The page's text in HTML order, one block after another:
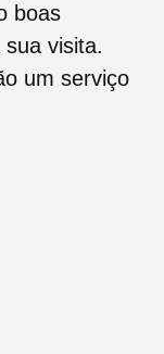
boas
visita.
um serviço